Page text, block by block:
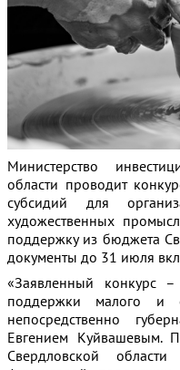
Министерство
области проводит
субсидий для
художественных
поддержку из бюджета
документы до 31 июля
«Заявленный конкурс
поддержки малого и
непосредственно
Евгением Куйвашевым.
Свердловской